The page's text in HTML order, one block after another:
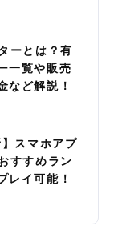
ーとは？有
一覧や販売
など解説！
】スマホアプ
すすめラン
レイ可能！